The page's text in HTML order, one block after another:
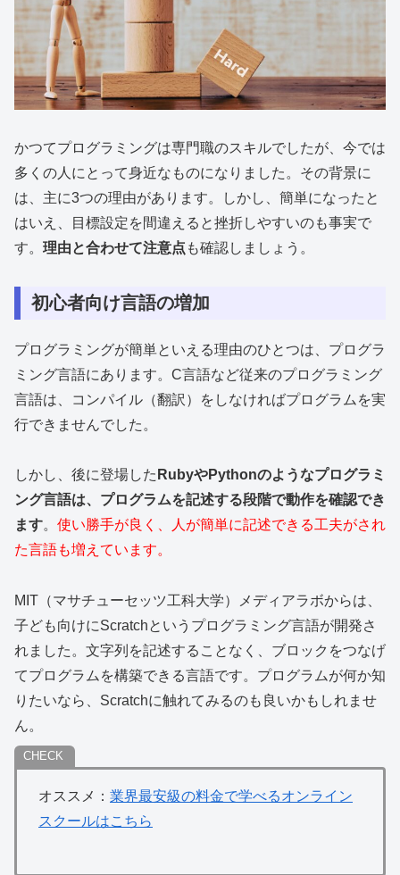
かつてプログラミングは専門職のスキルでしたが、今では
多くの人にとって身近なものになりました。その背景に
は、主に3つの理由があります。しかし、簡単になったと
はいえ、目標設定を間違えると挫折しやすいのも事実で
す。 理由と合わせて注意点 も確認しましょう。
初心者向け言語の増加
プログラミングが簡単といえる理由のひとつは、プログラ
ミング言語にあります。C言語など従来のプログラミング
言語は、コンパイル（翻訳）をしなければプログラムを実
行できませんでした。
しかし、後に登場した RubyやPythonのようなプログラミ
ング言語は、プログラムを記述する段階で動作を確認でき
ます。 使い勝手が良く、人が簡単に記述できる工夫がされ
た言語も増えています。
MIT（マサチューセッツ工科大学）メディアラボからは、
子ども向けにScratchというプログラミング言語が開発さ
れました。文字列を記述することなく、ブロックをつなげ
てプログラムを構築できる言語です。プログラムが何か知
りたいなら、Scratchに触れてみるのも良いかもしれませ
ん。
オススメ： 業界最安級の料金で学べるオンライン
スクールはこちら